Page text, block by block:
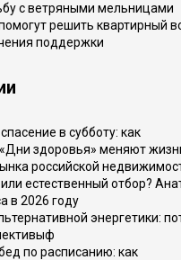
с ветряными мельницами
решить квартирный
поддержки
в субботу: как
«Дни здоровья» меняют
российской
естественный отбор?
в 2026 году
энергетики:
по расписанию: как